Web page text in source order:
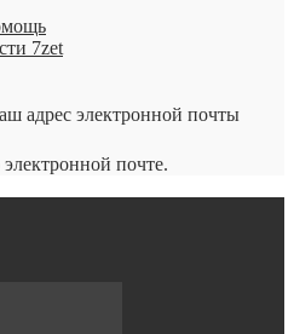
7zet
адрес электронной почты
почте.